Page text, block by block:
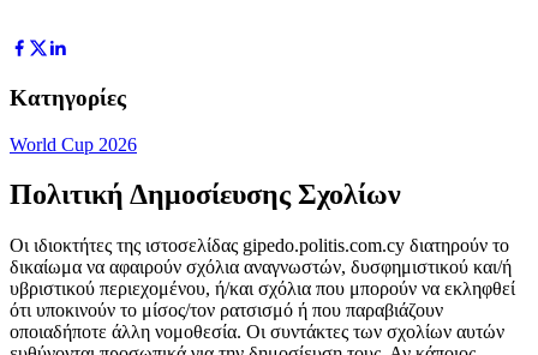
Κατηγορίες
World Cup 2026
Πολιτική Δημοσίευσης Σχολίων
Οι ιδιοκτήτες της ιστοσελίδας gipedo.politis.com.cy διατηρούν το
δικαίωμα να αφαιρούν σχόλια αναγνωστών, δυσφημιστικού και/ή
υβριστικού περιεχομένου, ή/και σχόλια που μπορούν να εκληφθεί
ότι υποκινούν το μίσος/τον ρατσισμό ή που παραβιάζουν
οποιαδήποτε άλλη νομοθεσία. Οι συντάκτες των σχολίων αυτών